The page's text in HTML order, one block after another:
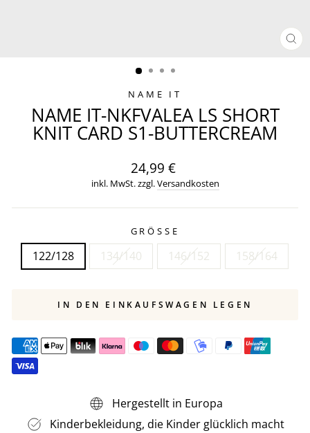
NAME IT
NAME IT-NKFVALEA LS SHORT
KNIT CARD S1-BUTTERCREAM
Normaler
Preis
24,99 €
inkl. MwSt. zzgl.Versandkosten
GRÖSSE
122/128 134/140 146/152 158/164
IN DEN EINKAUFSWAGEN LEGEN
Hergestellt in Europa
Kinderbekleidung, die Kinder glücklich macht